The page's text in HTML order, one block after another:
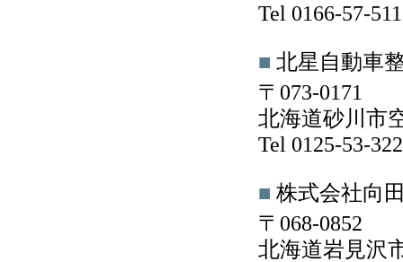
Tel 0166-57-
■ 北星自動車
〒073-0171
北海道砂川市
Tel 0125-53-
■ 株式会社向
〒068-0852
北海道岩見沢